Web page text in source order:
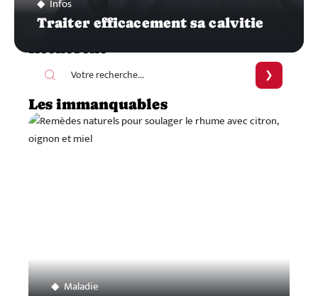
Infos
Traiter efficacement sa calvitie
Les immanquables
Maladie